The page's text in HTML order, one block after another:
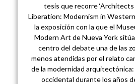
tesis que recorre
Liberation: Modernism in Western
la exposición con la que el
Modern Art de Nueva York
centro del debate una de las
menos atendidas por el relato
de la modernidad
occidental durante los años